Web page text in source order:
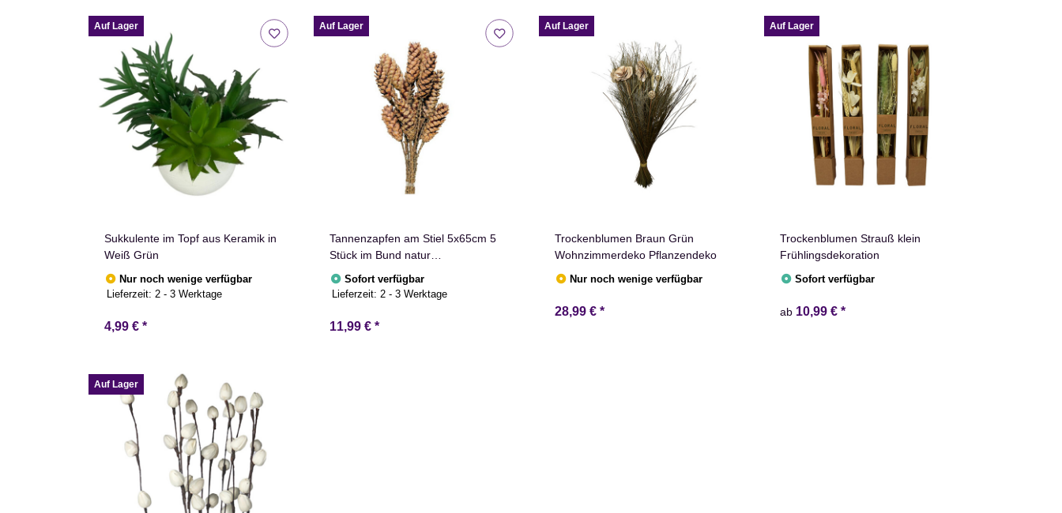
Auf Lager
Sukkulente im Topf aus Keramik in
Weiß Grün
Nur noch wenige verfügbar
Lieferzeit: 2 - 3 Werktage
4,99 € *
Auf Lager
Tannenzapfen am Stiel 5x65cm 5
Stück im Bund natur
Adventskranzdeko
Sofort verfügbar
Lieferzeit: 2 - 3 Werktage
11,99 € *
Auf Lager
Trockenblumen Braun Grün
Wohnzimmerdeko Pflanzendeko
Nur noch wenige verfügbar
28,99 € *
Auf Lager
Trockenblumen Strauß klein
Frühlingsdekoration
Sofort verfügbar
ab 10,99 € *
Auf Lager